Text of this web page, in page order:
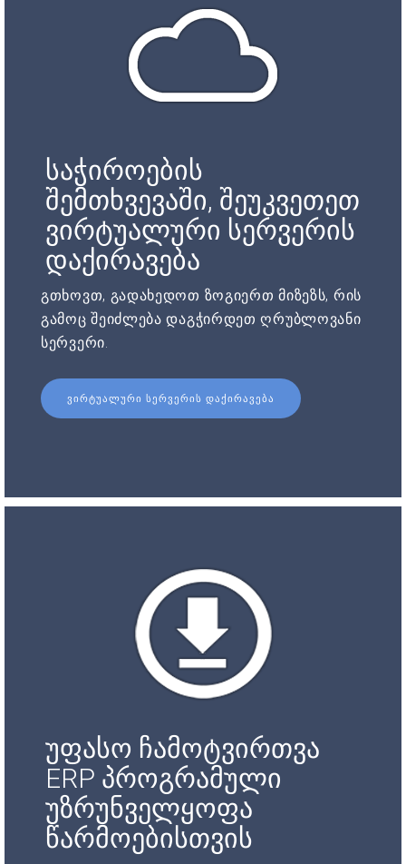
საჭიროების
შემთხვევაში, შეუკვეთეთ
ვირტუალური სერვერის
დაქირავება
გთხოვთ, გადახედოთ ზოგიერთ მიზეზს, რის
გამოც შეიძლება დაგჭირდეთ ღრუბლოვანი
სერვერი.
ᲕᲘᲠᲢᲣᲐᲚᲣᲠᲘ ᲡᲔᲠᲕᲔᲠᲘᲡ ᲓᲐᲥᲘᲠᲐᲕᲔᲑᲐ
უფასო ჩამოტვირთვა
ERP პროგრამული
უზრუნველყოფა
წარმოებისთვის